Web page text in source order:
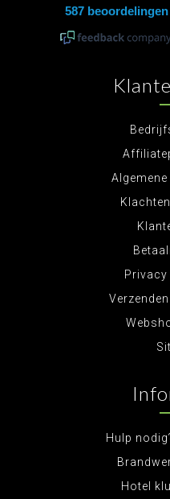
Privacy
Hulp
Hotel